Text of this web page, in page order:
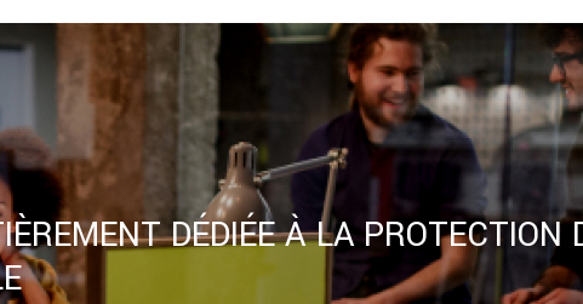
DÉDIÉE À LA PROTECTION